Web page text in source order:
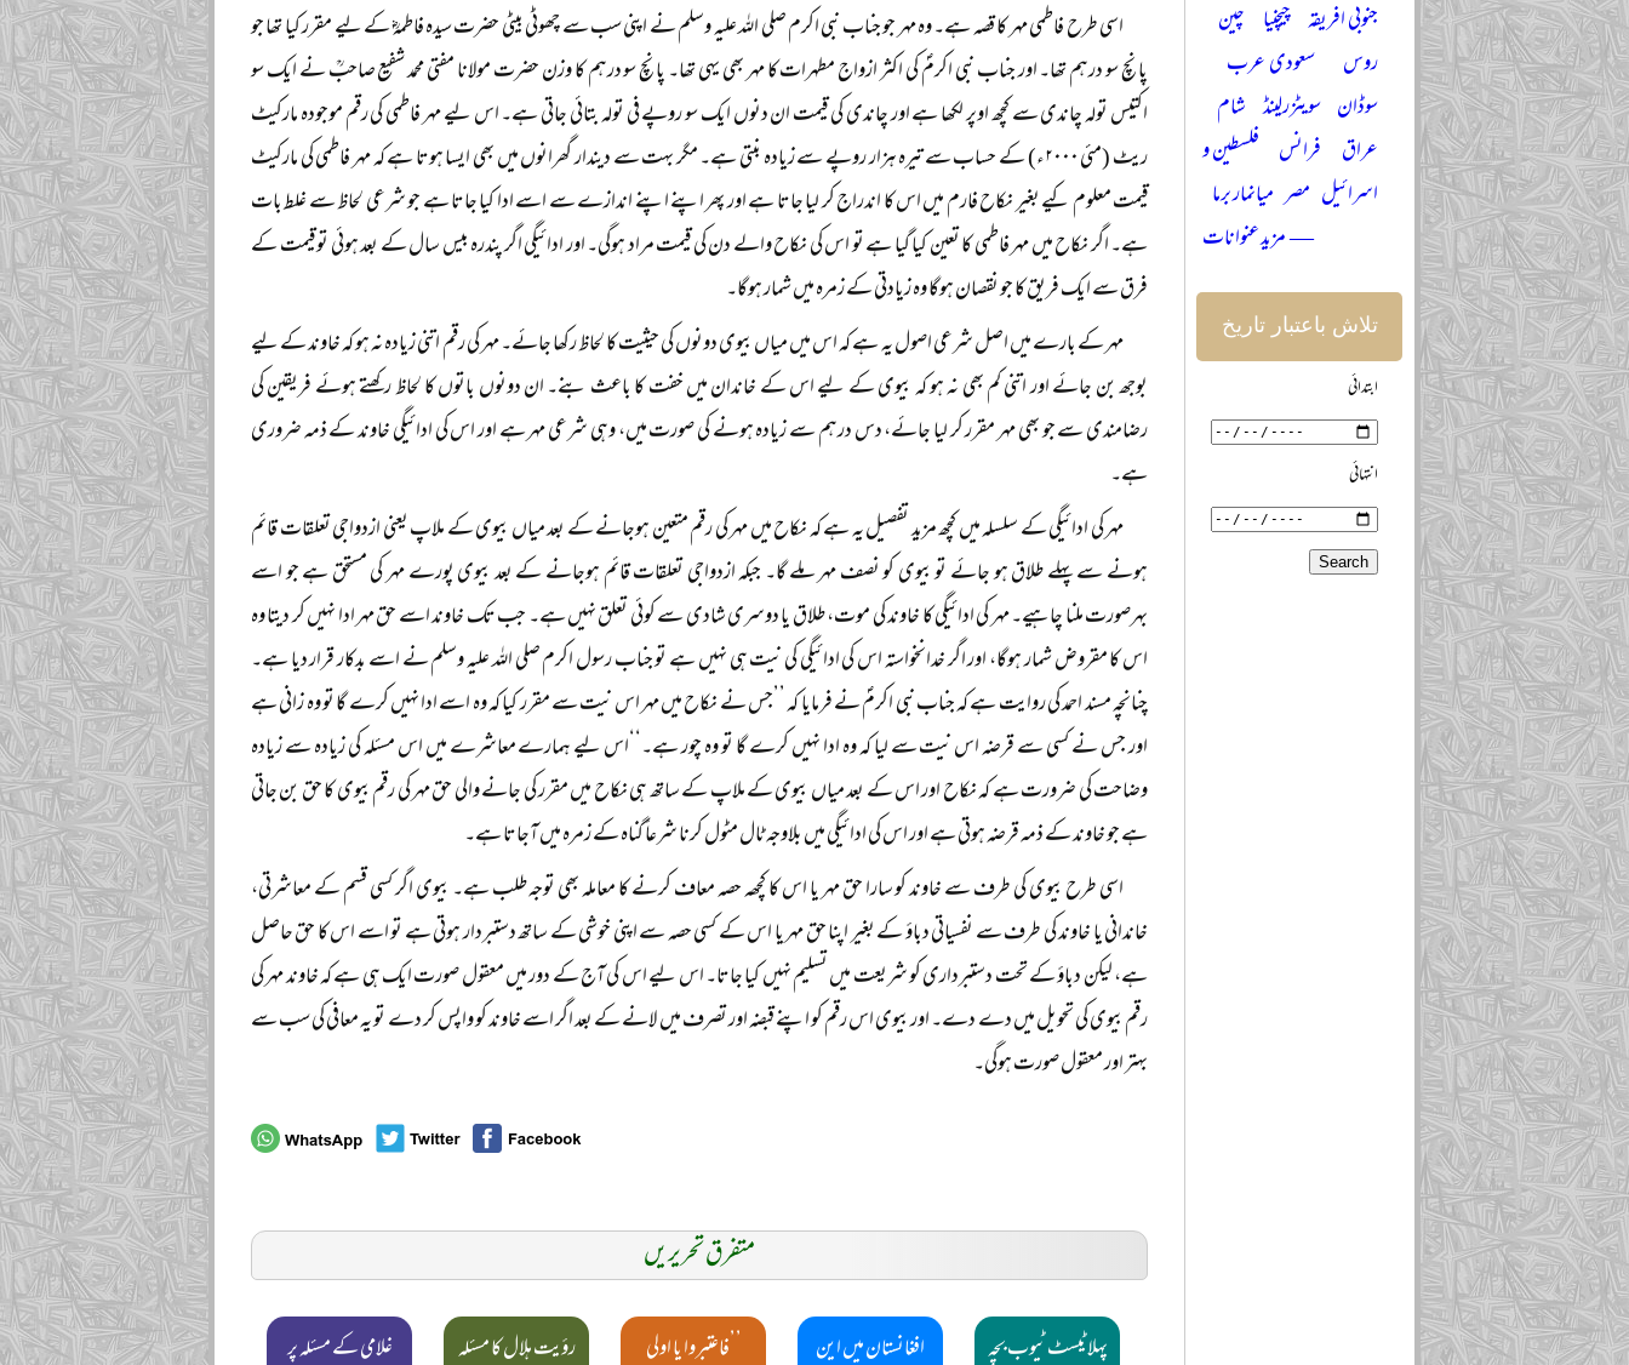
اسی طرح فاطمی مہر کا قصہ ہے۔ وہ مہر جو جناب نبی اکرم صلی اللہ علیہ وسلم نے اپنی سب سے چھوٹی بیٹی حضرت سیدہ فاطمہؓ کے لیے مقرر کیا تھا جو
پانچ سو درہم تھا۔ اور جناب نبی اکرمؐ کی اکثر ازواج مطہرات کا مہر بھی یہی تھا۔ پانچ سو درہم کا وزن حضرت مولانا مفتی محمد شفیع صاحبؒ نے ایک سو
اکتیس تولہ چاندی سے کچھ اوپر لکھا ہے اور چاندی کی قیمت ان دنوں ایک سو روپے فی تولہ بتائی جاتی ہے۔ اس لیے مہر فاطمی کی رقم موجودہ مارکیٹ
ریٹ (مئی ۲۰۰۰ء) کے حساب سے تیرہ ہزار روپے سے زیادہ بنتی ہے۔ مگر بہت سے دیندار گھرانوں میں بھی ایسا ہوتا ہے کہ مہر فاطمی کی مارکیٹ
قیمت معلوم کیے بغیر نکاح فارم میں اس کا اندراج کر لیا جاتا ہے اور پھر اپنے اپنے اندازے سے اسے ادا کیا جاتا ہے جو شرعی لحاظ سے غلط بات
ہے۔ اگر نکاح میں مہر فاطمی کا تعین کیا گیا ہے تو اس کی نکاح والے دن کی قیمت مراد ہوگی۔ اور ادائیگی اگر پندرہ بیس سال کے بعد ہوئی تو قیمت کے
فرق سے ایک فریق کا جو نقصان ہوگا وہ زیادتی کے زمرہ میں شمار ہوگا۔
مہر کے بارے میں اصل شرعی اصول یہ ہے کہ اس میں میاں بیوی دونوں کی حیثیت کا لحاظ رکھا جائے۔ مہر کی رقم اتنی زیادہ نہ ہو کہ خاوند کے لیے
بوجھ بن جائے اور اتنی کم بھی نہ ہو کہ بیوی کے لیے اس کے خاندان میں خفت کا باعث بنے۔ ان دونوں باتوں کا لحاظ رکھتے ہوئے فریقین کی
رضامندی سے جو بھی مہر مقرر کر لیا جائے، دس درہم سے زیادہ ہونے کی صورت میں، وہی شرعی مہر ہے اور اس کی ادائیگی خاوند کے ذمہ ضروری
ہے۔
مہر کی ادائیگی کے سلسلہ میں کچھ مزید تفصیل یہ ہے کہ نکاح میں مہر کی رقم متعین ہوجانے کے بعد میاں بیوی کے ملاپ یعنی ازدواجی تعلقات قائم
ہونے سے پہلے طلاق ہو جائے تو بیوی کو نصف مہر ملے گا۔ جبکہ ازدواجی تعلقات قائم ہوجانے کے بعد بیوی پورے مہر کی مستحق ہے جو اسے
بہرصورت ملنا چاہیے۔ مہر کی ادائیگی کا خاوند کی موت، طلاق یا دوسری شادی سے کوئی تعلق نہیں ہے۔ جب تک خاوند اسے حق مہر ادا نہیں کر دیتا وہ
اس کا مقروض شمار ہوگا، اور اگر خدانخواستہ اس کی ادائیگی کی نیت ہی نہیں ہے تو جناب رسول اکرم صلی اللہ علیہ وسلم نے اسے بدکار قرار دیا ہے۔
چنانچہ مسند احمد کی روایت ہے کہ جناب نبی اکرمؐ نے فرمایا کہ ’’جس نے نکاح میں مہر اس نیت سے مقرر کیا کہ وہ اسے ادا نہیں کرے گا تو وہ زانی ہے
اور جس نے کسی سے قرضہ اس نیت سے لیا کہ وہ ادا نہیں کرے گا تو وہ چور ہے۔‘‘اس لیے ہمارے معاشرے میں اس مسئلہ کی زیادہ سے زیادہ
وضاحت کی ضرورت ہے کہ نکاح اور اس کے بعد میاں بیوی کے ملاپ کے ساتھ ہی نکاح میں مقرر کی جانے والی حق مہر کی رقم بیوی کا حق بن جاتی
ہے جو خاوند کے ذمہ قرضہ ہوتی ہے اور اس کی ادائیگی میں بلاوجہ ٹال مٹول کرنا شرعاً گناہ کے زمرہ میں آجاتا ہے۔
اسی طرح بیوی کی طرف سے خاوند کو سارا حق مہر یا اس کا کچھہ حصہ معاف کرنے کا معاملہ بھی توجہ طلب ہے۔ بیوی اگر کسی قسم کے معاشرتی،
خاندانی یا خاوند کی طرف سے نفسیاتی دباؤ کے بغیر اپنا حق مہر یا اس کے کسی حصہ سے اپنی خوشی کے ساتھ دستبردار ہوتی ہے تو اسے اس کا حق حاصل
ہے، لیکن دباؤ کے تحت دستبرداری کو شریعت میں تسلیم نہیں کیا جاتا۔ اس لیے اس کی آج کے دور میں معقول صورت ایک ہی ہے کہ خاوند مہر کی
رقم بیوی کی تحویل میں دے دے۔ اور بیوی اس رقم کو اپنے قبضہ اور تصرف میں لانے کے بعد اگر اسے خاوند کو واپس کر دے تو یہ معافی کی سب سے
بہتر اور معقول صورت ہوگی۔
متفرق تحریریں
پہلا ٹیسٹ ٹیوب بچہ افغانستان میں این ’’فاعتبروا يا اولی رؤیت ہلال کا مسئلہ غلامی کے مسئلہ پر
جنوبی افریقہ چیچنیا چین
روس
سعودی عرب
سوڈان سویٹزرلینڈ شام
عراق فرانس فلسطین و
اسرائیل مصر میانمار برما
— مزید عنوانات
تلاش باعتبار تاریخ
ابتدائی
انتہائی